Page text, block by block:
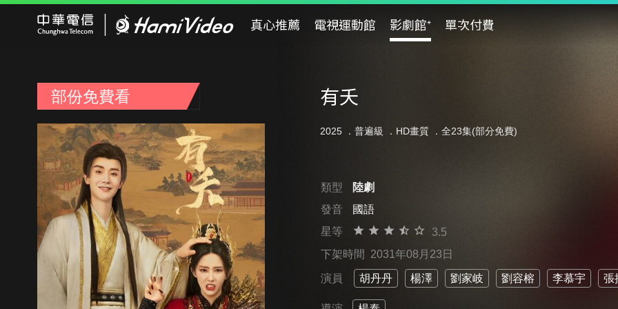
真心推薦 電視運動館 影劇館⁺ 單次付費
部份免費看 有夭
2025 ． 普遍級 ．HD畫質 ．全23集(部分免費)
類型
陸劇
發音
國語
星等
3.5
下架時間 2031年08月23日
演員 胡丹丹 楊澤 劉家岐 劉容榕 李慕宇 張